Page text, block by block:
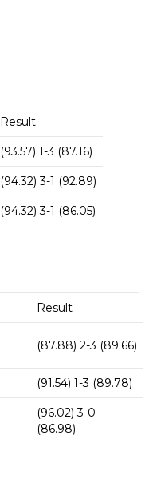
Result
(93.57) 1-3 (87.16)
(94.32) 3-1 (92.89)
(94.32) 3-1 (86.05)
Result
(87.88) 2-3 (89.66)
(91.54) 1-3 (89.78)
(96.02) 3-0
(86.98)